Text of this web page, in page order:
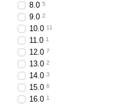
8.0 5
9.0 2
10.0 11
11.0 1
12.0 7
13.0 2
14.0 3
15.0 6
16.0 1